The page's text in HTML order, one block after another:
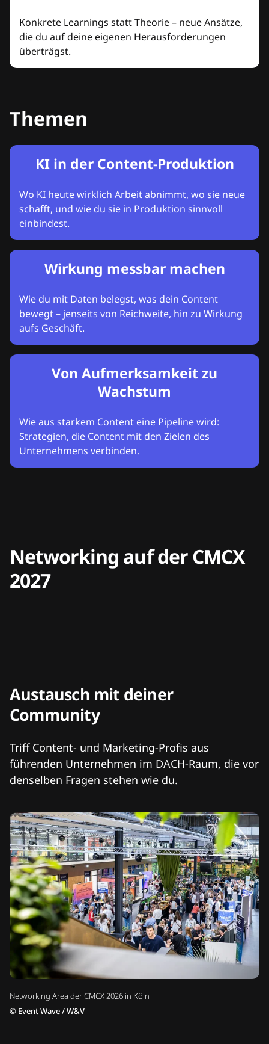
Konkrete Learnings statt Theorie – neue Ansätze,
die du auf deine eigenen Herausforderungen
überträgst.
Themen
KI in der Content-Produktion
Wo KI heute wirklich Arbeit abnimmt, wo sie neue
schafft, und wie du sie in Produktion sinnvoll
einbindest.
Wirkung messbar machen
Wie du mit Daten belegst, was dein Content
bewegt – jenseits von Reichweite, hin zu Wirkung
aufs Geschäft.
Von Aufmerksamkeit zu
Wachstum
Wie aus starkem Content eine Pipeline wird:
Strategien, die Content mit den Zielen des
Unternehmens verbinden.
Networking auf der CMCX
2027
Networking Area der CMCX 2026 in Köln
© Event Wave / W&V
Austausch mit deiner
Community
Triff Content- und Marketing-Profis aus
führenden Unternehmen im DACH-Raum, die vor
denselben Fragen stehen wie du.